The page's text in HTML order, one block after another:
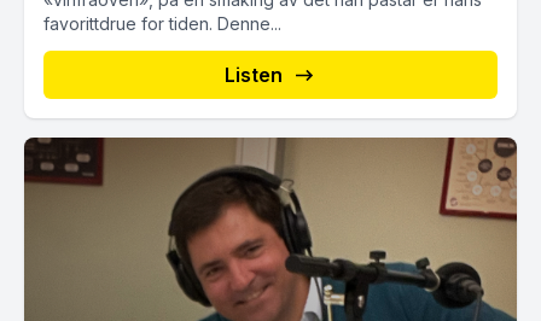
favorittdrue for tiden. Denne...
Listen